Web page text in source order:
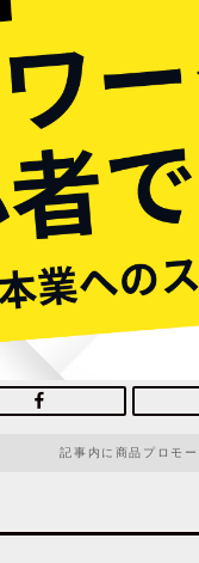
記事内に商品プロモ